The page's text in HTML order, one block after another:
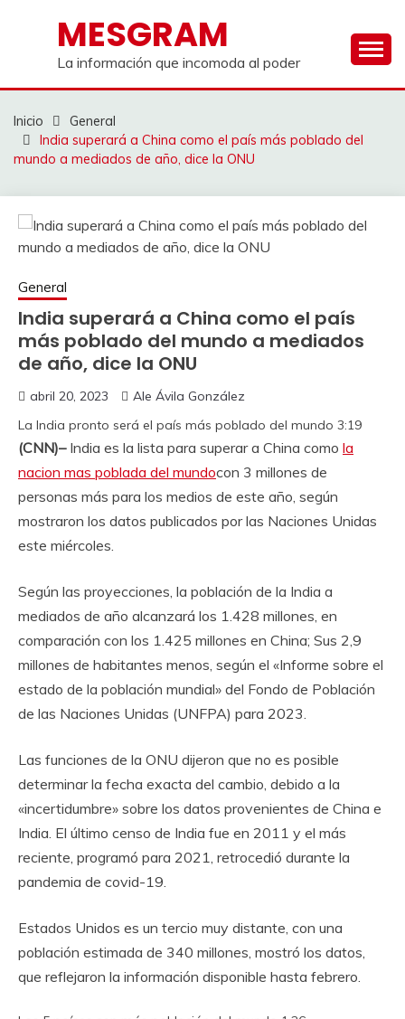
contenidoMESGRAM
La información que incomoda al poder
Inicio
General
India superará a China como el país más poblado del
mundo a mediados de año, dice la ONU
General
India superará a China como el país
más poblado del mundo a mediados
de año, dice la ONU
abril 20, 2023
Ale Ávila González
La India pronto será el país más poblado del mundo 3:19
(CNN)–India es la lista para superar a China como la
nacion mas poblada del mundocon 3 millones de
personas más para los medios de este año, según
mostraron los datos publicados por las Naciones Unidas
este miércoles.
Según las proyecciones, la población de la India a
mediados de año alcanzará los 1.428 millones, en
comparación con los 1.425 millones en China; Sus 2,9
millones de habitantes menos, según el «Informe sobre el
estado de la población mundial» del Fondo de Población
de las Naciones Unidas (UNFPA) para 2023.
Las funciones de la ONU dijeron que no es posible
determinar la fecha exacta del cambio, debido a la
«incertidumbre» sobre los datos provenientes de China e
India. El último censo de India fue en 2011 y el más
reciente, programó para 2021, retrocedió durante la
pandemia de covid-19.
Estados Unidos es un tercio muy distante, con una
población estimada de 340 millones, mostró los datos,
que reflejaron la información disponible hasta febrero.